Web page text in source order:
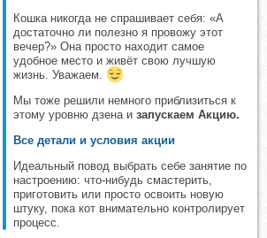
Кошка никогда не спрашивает себя: «А
достаточно ли полезно я провожу этот
вечер?» Она просто находит самое
удобное место и живёт свою лучшую
жизнь. Уважаем.
Мы тоже решили немного приблизиться к
этому уровню дзена и запускаем Акцию.
Все детали и условия акции
Идеальный повод выбрать себе занятие по
настроению: что-нибудь смастерить,
приготовить или просто освоить новую
штуку, пока кот внимательно контролирует
процесс.
Маша и медведи
Активный складчик
складчине Первая любовь и половое
только
пользователям.